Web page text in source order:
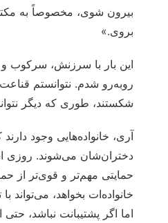
بیرون شوی، مخصوصاً به
بروی.»
این بار با سرزنش، سرکوب
روبه‌رو شدم. نتوانستم
شکستند، طوری که دیگر
آری، خانواده‌هایی وجود
دختران‌شان می‌شوند. روزی
حمایتی مهم‌تر و قوی‌تر از
خانواده‌ات بخواهد، می‌تواند
اما اگر پشتیبانت نباشد،